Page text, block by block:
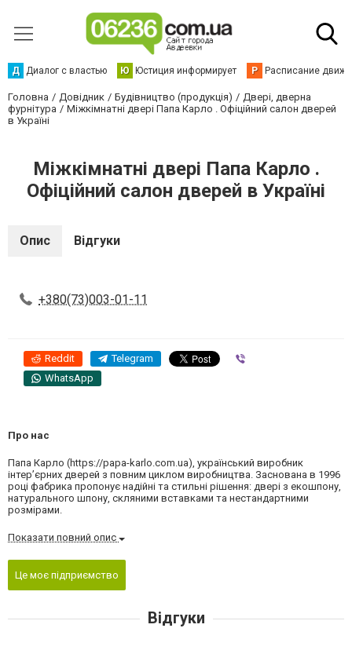
Д Диалог с властью Ю Юстиция информирует Р Расписание
Головна Довідник Будівництво (продукція)
Двері, дверна
фурнітура
Міжкімнатні двері Папа Карло . Офіційний салон дверей
в Україні
Міжкімнатні двері Папа Карло .
Офіційний салон дверей в Україні
Опис Відгуки
+380(73)003-01-11
Reddit Telegram
WhatsApp
Про нас
Папа Карло (https://papa-karlo.com.ua), український виробник
інтер’єрних дверей з повним циклом виробництва. Заснована в 1996
році фабрика пропонує надійні та стильні рішення: двері з екошпону,
натурального шпону, скляними вставками та нестандартними
розмірами.
Показати повний опис
Це моє підприємство
Відгуки